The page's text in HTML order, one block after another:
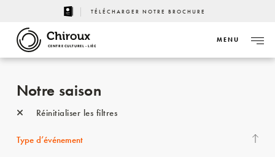
TÉLÉCHARGER NOTRE BROCHURE
CENTRE CULTUREL - LIÈGE
MENU
Notre saison
Réinitialiser les filtres
Type d’événement